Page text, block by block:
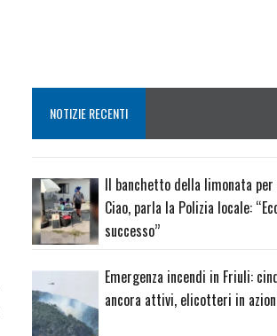
NOTIZIE RECENTI
Il banchetto della limonata
Ciao, parla la Polizia locale:
successo”
Emergenza incendi in Friuli:
ancora attivi, elicotteri in